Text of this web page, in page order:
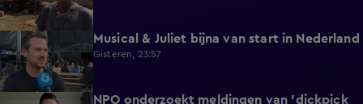
1:11 Musical & Juliet bijna van start in Nederland
Gisteren, 23:57
NPO onderzoekt meldingen van 'dickpick